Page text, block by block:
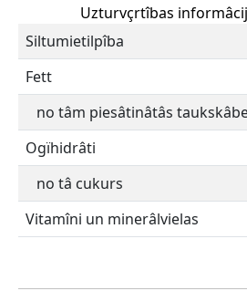
Uzturvçrtîbas
Siltumietilpîba
Fett
no tâm piesâtinâtâs
Ogïhidrâti
no tâ cukurs
Vitamîni un minerâlvielas